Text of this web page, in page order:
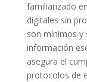
familiarizado
digitales sin
son mínimos y
información
asegura el
protocolos de